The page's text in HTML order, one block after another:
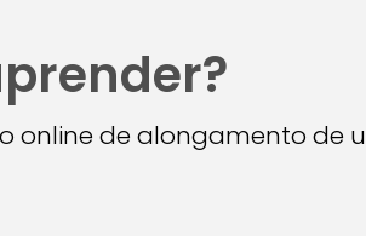
online de alongamento de